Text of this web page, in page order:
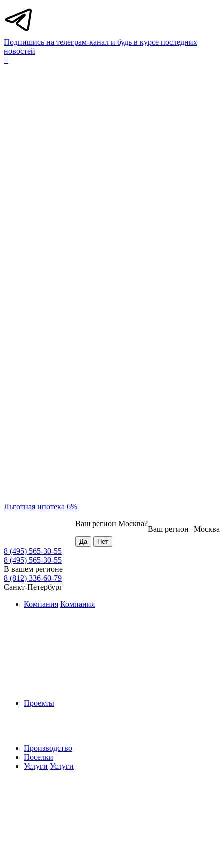
Подпишись на телеграм-канал и будь в курсе последних
новостей
+
Льготная ипотека 6%
Москва
Ваш регион
Ваш регион Москва?
8 (495) 565-30-55
8 (495) 565-30-55
В вашем регионе
8 (812) 336-60-79
Санкт-Петербург
Компания Компания
Проекты
Производство
Поселки
Услуги Услуги